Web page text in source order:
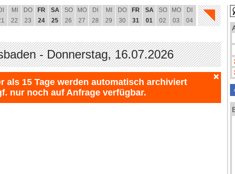
MI
22
DO
23
FR
24
SA
25
SO
26
MO
27
DI
28
MI
29
DO
30
FR
31
SA
01
SO
02
MO
03
DI
04
- Donnerstag, 16.07.2026
als 15 Tage werden automatisch archiviert
nur noch auf Anfrage verfügbar.